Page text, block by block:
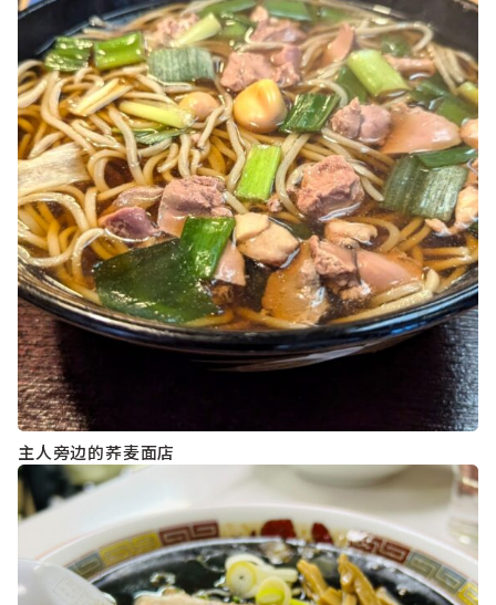
主人旁边的荞麦面店